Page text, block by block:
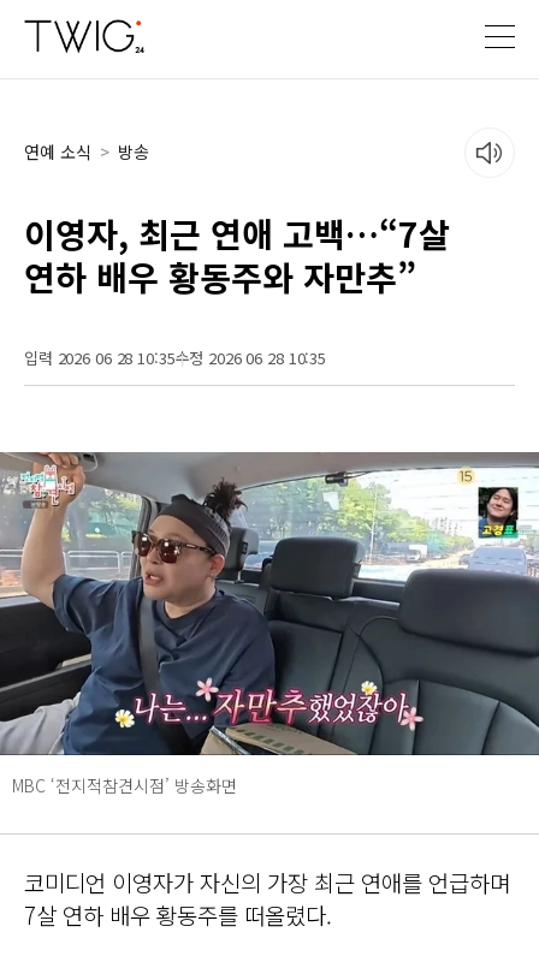
연예 소식 > 방송
이영자, 최근 연애 고백…“7살
연하 배우 황동주와 자만추”
입력 2026 06 28 10:35수정 2026 06 28 10:35
MBC ‘전지적참견시점’ 방송화면
코미디언 이영자가 자신의 가장 최근 연애를 언급하며
7살 연하 배우 황동주를 떠올렸다.